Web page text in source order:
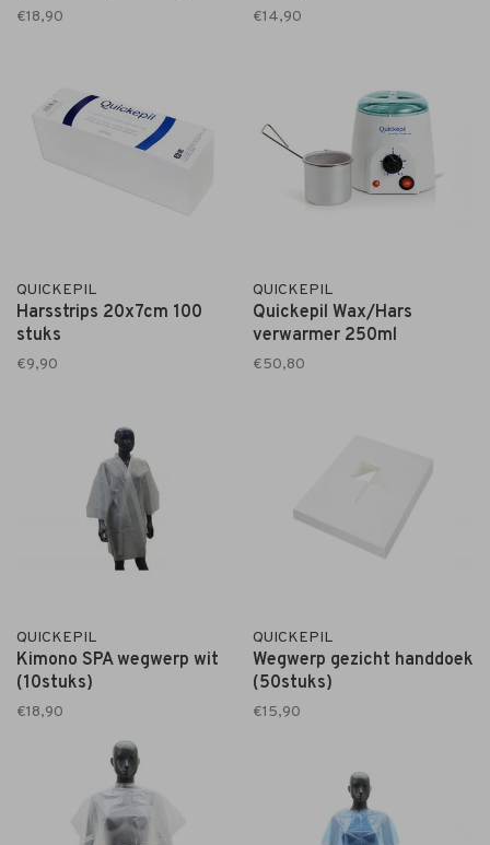
€18,90 €14,90
QUICKEPIL
Harsstrips 20x7cm 100
stuks
€9,90
QUICKEPIL
Quickepil Wax/Hars
verwarmer 250ml
€50,80
QUICKEPIL
Kimono SPA wegwerp wit
(10stuks)
€18,90
QUICKEPIL
Wegwerp gezicht handdoek
(50stuks)
€15,90